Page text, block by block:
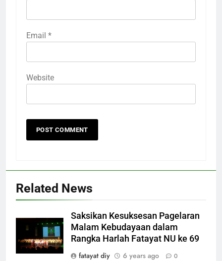
Email *
Website
Related News
Saksikan Kesuksesan Pagelaran
Malam Kebudayaan dalam
Rangka Harlah Fatayat NU ke 69
fatayat diy
6 years ago 0